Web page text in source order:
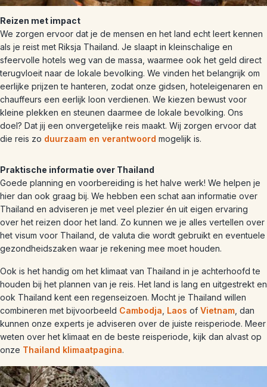
Reizen met impact
We zorgen ervoor dat je de mensen en het land echt leert kennen
als je reist met Riksja Thailand. Je slaapt in kleinschalige en
sfeervolle hotels weg van de massa, waarmee ook het geld direct
terugvloeit naar de lokale bevolking. We vinden het belangrijk om
eerlijke prijzen te hanteren, zodat onze gidsen, hoteleigenaren en
chauffeurs een eerlijk loon verdienen. We kiezen bewust voor
kleine plekken en steunen daarmee de lokale bevolking. Ons
doel? Dat jij een onvergetelijke reis maakt. Wij zorgen ervoor dat
die reis zo duurzaam en verantwoord mogelijk is.
Praktische informatie over Thailand
Goede planning en voorbereiding is het halve werk! We helpen je
hier dan ook graag bij. We hebben een schat aan informatie over
Thailand en adviseren je met veel plezier én uit eigen ervaring
over het reizen door het land. Zo kunnen we je alles vertellen over
het visum voor Thailand, de valuta die wordt gebruikt en eventuele
gezondheidszaken waar je rekening mee moet houden.
Ook is het handig om het klimaat van Thailand in je achterhoofd te
houden bij het plannen van je reis. Het land is lang en uitgestrekt en
ook Thailand kent een regenseizoen. Mocht je Thailand willen
combineren met bijvoorbeeld Cambodja Laos of Vietnam , dan
kunnen onze experts je adviseren over de juiste reisperiode. Meer
weten over het klimaat en de beste reisperiode, kijk dan alvast op
onze Thailand klimaatpagina.